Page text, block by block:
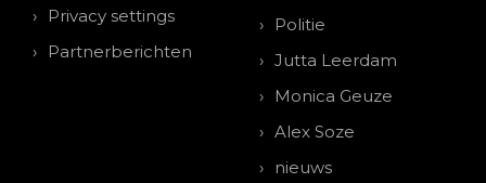
Privacy settings
Partnerberichten
Politie
Jutta Leerdam
Monica Geuze
Alex Soze
nieuws